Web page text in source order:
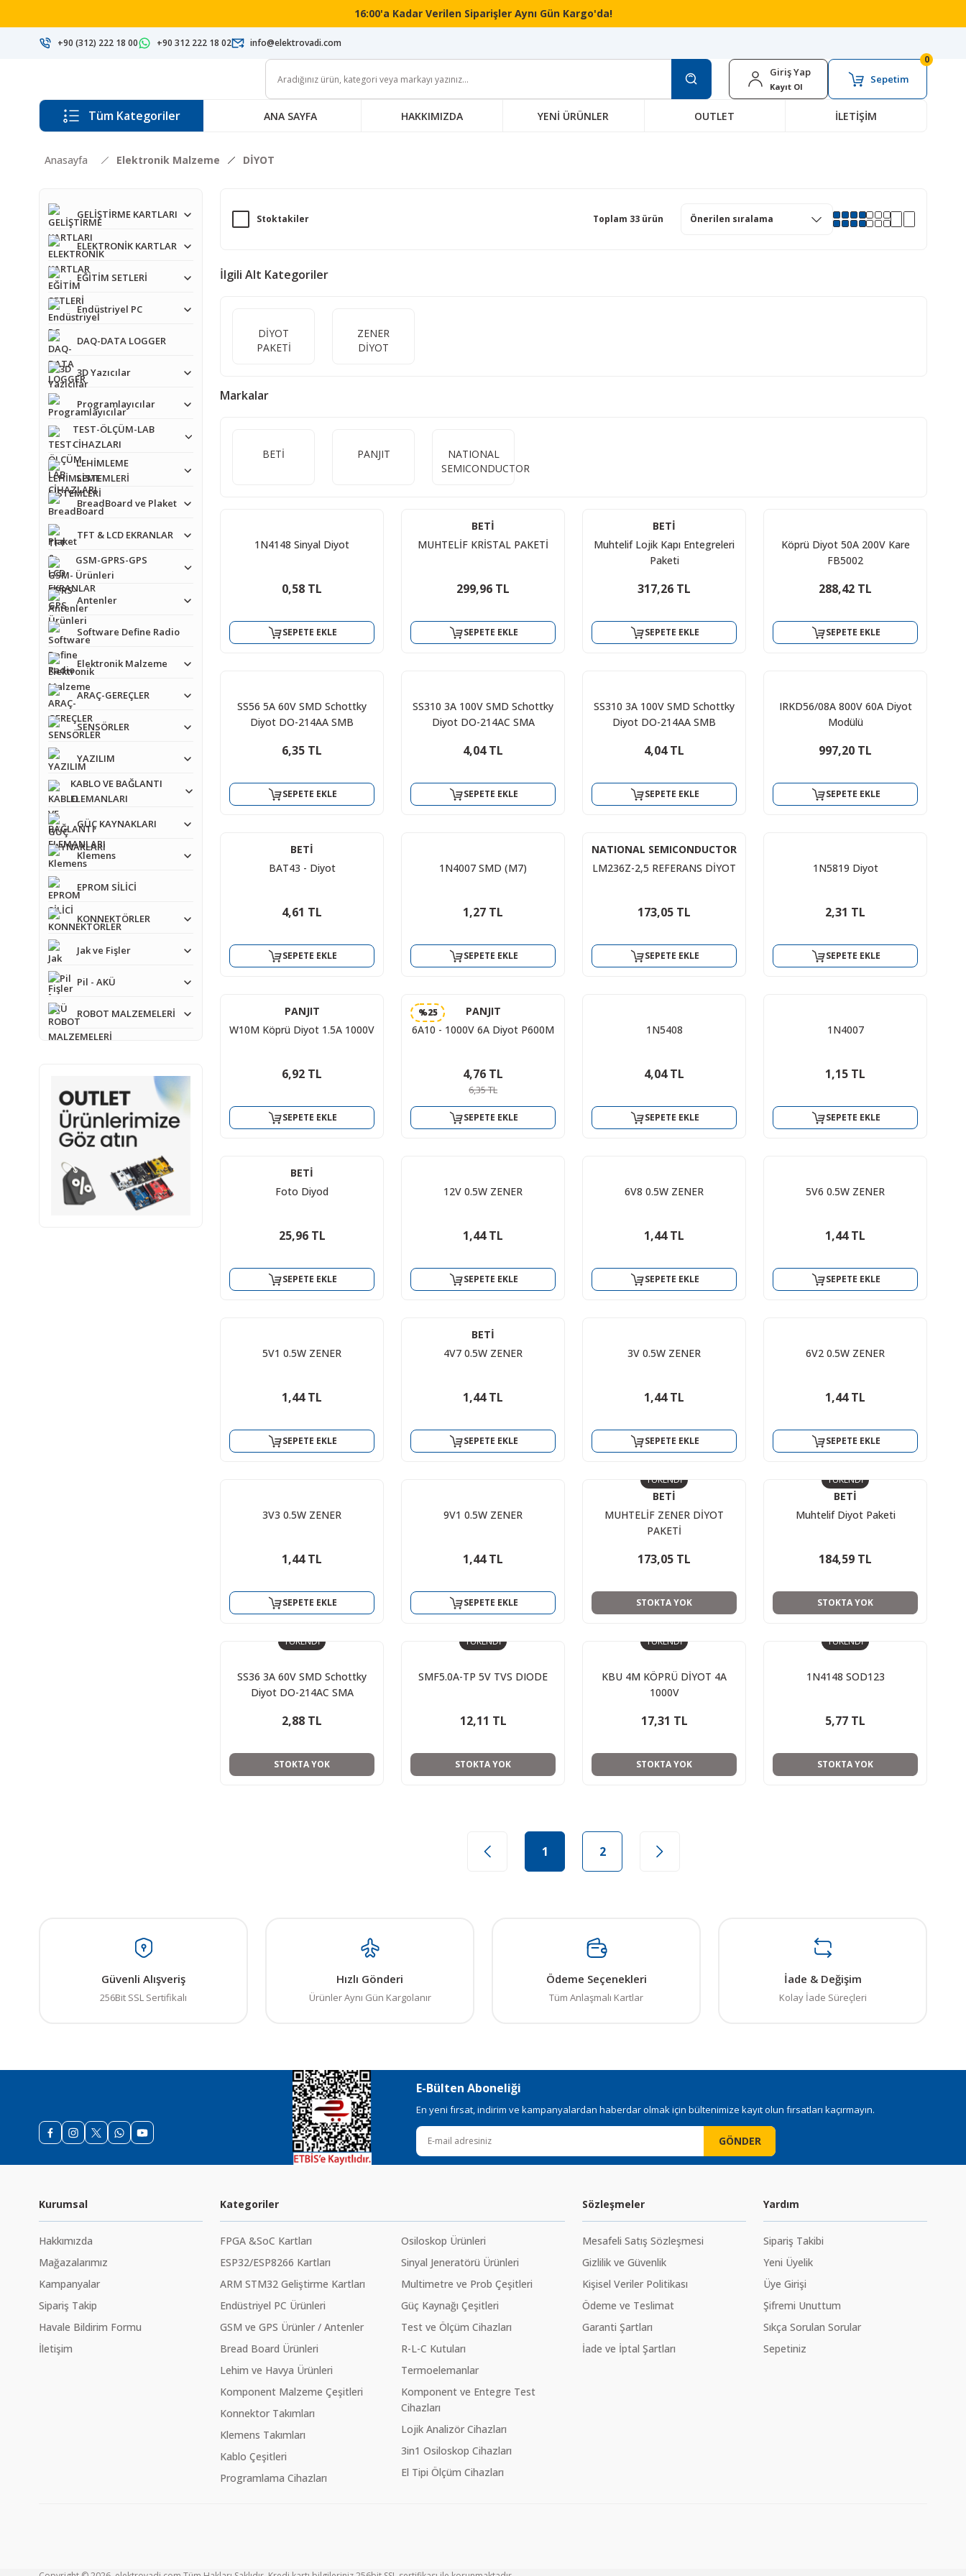
16:00'a Kadar Verilen Siparişler Aynı Gün Kargo'da!
+90 (312) 222 18 00 +90 312 222 18 02 info@elektrovadi.com
Giriş Yap
Kayıt Ol
Sepetim
0
Tüm Kategoriler ANA SAYFA HAKKIMIZDA YENİ ÜRÜNLER OUTLET İLETİŞİM
Anasayfa Elektronik Malzeme DİYOT
GELİŞTİRME KARTLARI
ELEKTRONİK KARTLAR
EĞİTİM SETLERİ
Endüstriyel PC
DAQ-DATA LOGGER
3D Yazıcılar
Programlayıcılar
TEST-ÖLÇÜM-LAB
CİHAZLARI
LEHİMLEME
SİSTEMLERİ
BreadBoard ve Plaket
TFT & LCD EKRANLAR
GSM-GPRS-GPS
Ürünleri
Antenler
Software Define Radio
Elektronik Malzeme
ARAÇ-GEREÇLER
SENSÖRLER
YAZILIM
KABLO VE BAĞLANTI
ELEMANLARI
GÜÇ KAYNAKLARI
Klemens
EPROM SİLİCİ
KONNEKTÖRLER
Jak ve Fişler
Pil - AKÜ
ROBOT MALZEMELERİ
Stoktakiler Toplam 33 ürün
İlgili Alt Kategoriler
DİYOT
PAKETİ
ZENER
DİYOT
Markalar
BETİ PANJIT
NATIONAL
SEMICONDUCTOR
1N4148 Sinyal Diyot
0,58 TL
SEPETE EKLE
BETİ
MUHTELİF KRİSTAL PAKETİ
299,96 TL
SEPETE EKLE
BETİ
Muhtelif Lojik Kapı Entegreleri
Paketi
317,26 TL
SEPETE EKLE
Köprü Diyot 50A 200V Kare
FB5002
288,42 TL
SEPETE EKLE
SS56 5A 60V SMD Schottky
Diyot DO-214AA SMB
6,35 TL
SEPETE EKLE
SS310 3A 100V SMD Schottky
Diyot DO-214AC SMA
4,04 TL
SEPETE EKLE
SS310 3A 100V SMD Schottky
Diyot DO-214AA SMB
4,04 TL
SEPETE EKLE
IRKD56/08A 800V 60A Diyot
Modülü
997,20 TL
SEPETE EKLE
BETİ
BAT43 - Diyot
4,61 TL
SEPETE EKLE
1N4007 SMD (M7)
1,27 TL
SEPETE EKLE
NATIONAL SEMICONDUCTOR
LM236Z-2,5 REFERANS DİYOT
173,05 TL
SEPETE EKLE
1N5819 Diyot
2,31 TL
SEPETE EKLE
PANJIT
W10M Köprü Diyot 1.5A 1000V
6,92 TL
SEPETE EKLE
%25
PANJIT
6A10 - 1000V 6A Diyot P600M
4,76 TL
6,35 TL
SEPETE EKLE
1N5408
4,04 TL
SEPETE EKLE
1N4007
1,15 TL
SEPETE EKLE
BETİ
Foto Diyod
25,96 TL
SEPETE EKLE
12V 0.5W ZENER
1,44 TL
SEPETE EKLE
6V8 0.5W ZENER
1,44 TL
SEPETE EKLE
5V6 0.5W ZENER
1,44 TL
SEPETE EKLE
5V1 0.5W ZENER
1,44 TL
SEPETE EKLE
BETİ
4V7 0.5W ZENER
1,44 TL
SEPETE EKLE
3V 0.5W ZENER
1,44 TL
SEPETE EKLE
6V2 0.5W ZENER
1,44 TL
SEPETE EKLE
3V3 0.5W ZENER
1,44 TL
SEPETE EKLE
9V1 0.5W ZENER
1,44 TL
SEPETE EKLE
TÜKENDİ
BETİ
MUHTELİF ZENER DİYOT
PAKETİ
173,05 TL
STOKTA YOK
TÜKENDİ
BETİ
Muhtelif Diyot Paketi
184,59 TL
STOKTA YOK
TÜKENDİ
SS36 3A 60V SMD Schottky
Diyot DO-214AC SMA
2,88 TL
STOKTA YOK
TÜKENDİ
SMF5.0A-TP 5V TVS DIODE
12,11 TL
STOKTA YOK
TÜKENDİ
KBU 4M KÖPRÜ DİYOT 4A
1000V
17,31 TL
STOKTA YOK
TÜKENDİ
1N4148 SOD123
5,77 TL
STOKTA YOK
1 2
Güvenli Alışveriş
256Bit SSL Sertifikalı
Hızlı Gönderi
Ürünler Aynı Gün Kargolanır
Ödeme Seçenekleri
Tüm Anlaşmalı Kartlar
İade & Değişim
Kolay İade Süreçleri
E-Bülten Aboneliği
En yeni fırsat, indirim ve kampanyalardan haberdar olmak için bültenimize kayıt olun fırsatları kaçırmayın.
GÖNDER
Kurumsal
Hakkımızda
Mağazalarımız
Kampanyalar
Sipariş Takip
Havale Bildirim Formu
İletişim
Kategoriler
FPGA &SoC Kartları
ESP32/ESP8266 Kartları
ARM STM32 Geliştirme Kartları
Endüstriyel PC Ürünleri
GSM ve GPS Ürünler / Antenler
Bread Board Ürünleri
Lehim ve Havya Ürünleri
Komponent Malzeme Çeşitleri
Konnektor Takımları
Klemens Takımları
Kablo Çeşitleri
Programlama Cihazları
Osiloskop Ürünleri
Sinyal Jeneratörü Ürünleri
Multimetre ve Prob Çeşitleri
Güç Kaynağı Çeşitleri
Test ve Ölçüm Cihazları
R-L-C Kutuları
Termoelemanlar
Komponent ve Entegre Test
Cihazları
Lojik Analizör Cihazları
3in1 Osiloskop Cihazları
El Tipi Ölçüm Cihazları
Sözleşmeler
Mesafeli Satış Sözleşmesi
Gizlilik ve Güvenlik
Kişisel Veriler Politikası
Ödeme ve Teslimat
Garanti Şartları
İade ve İptal Şartları
Yardım
Sipariş Takibi
Yeni Üyelik
Üye Girişi
Şifremi Unuttum
Sıkça Sorulan Sorular
Sepetiniz